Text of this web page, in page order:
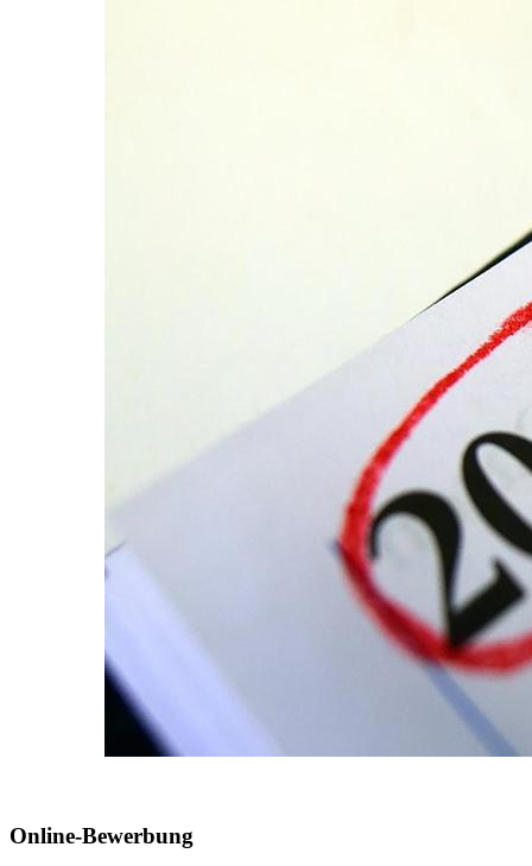
Online-Bewerbung